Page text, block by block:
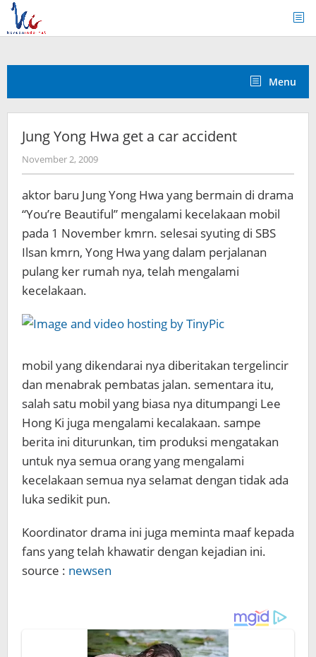
Skip
content
Menu
Jung Yong Hwa get a car accident
November 2, 2009by
Koreanindo
aktor baru Jung Yong Hwa yang bermain di drama
“You’re Beautiful” mengalami kecelakaan mobil
pada 1 November kmrn. selesai syuting di SBS
Ilsan kmrn, Yong Hwa yang dalam perjalanan
pulang ker rumah nya, telah mengalami
kecelakaan.
mobil yang dikendarai nya diberitakan tergelincir
dan menabrak pembatas jalan. sementara itu,
salah satu mobil yang biasa nya ditumpangi Lee
Hong Ki juga mengalami kecalakaan. sampe
berita ini diturunkan, tim produksi mengatakan
untuk nya semua orang yang mengalami
kecelakaan semua nya selamat dengan tidak ada
luka sedikit pun.
Koordinator drama ini juga meminta maaf kepada
fans yang telah khawatir dengan kejadian ini.
source : newsen